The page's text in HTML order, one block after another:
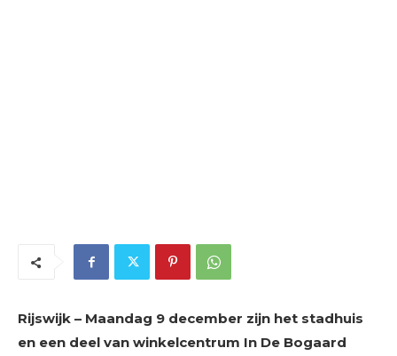
Rijswijk – Maandag 9 december zijn het stadhuis
en een deel van winkelcentrum In De Bogaard